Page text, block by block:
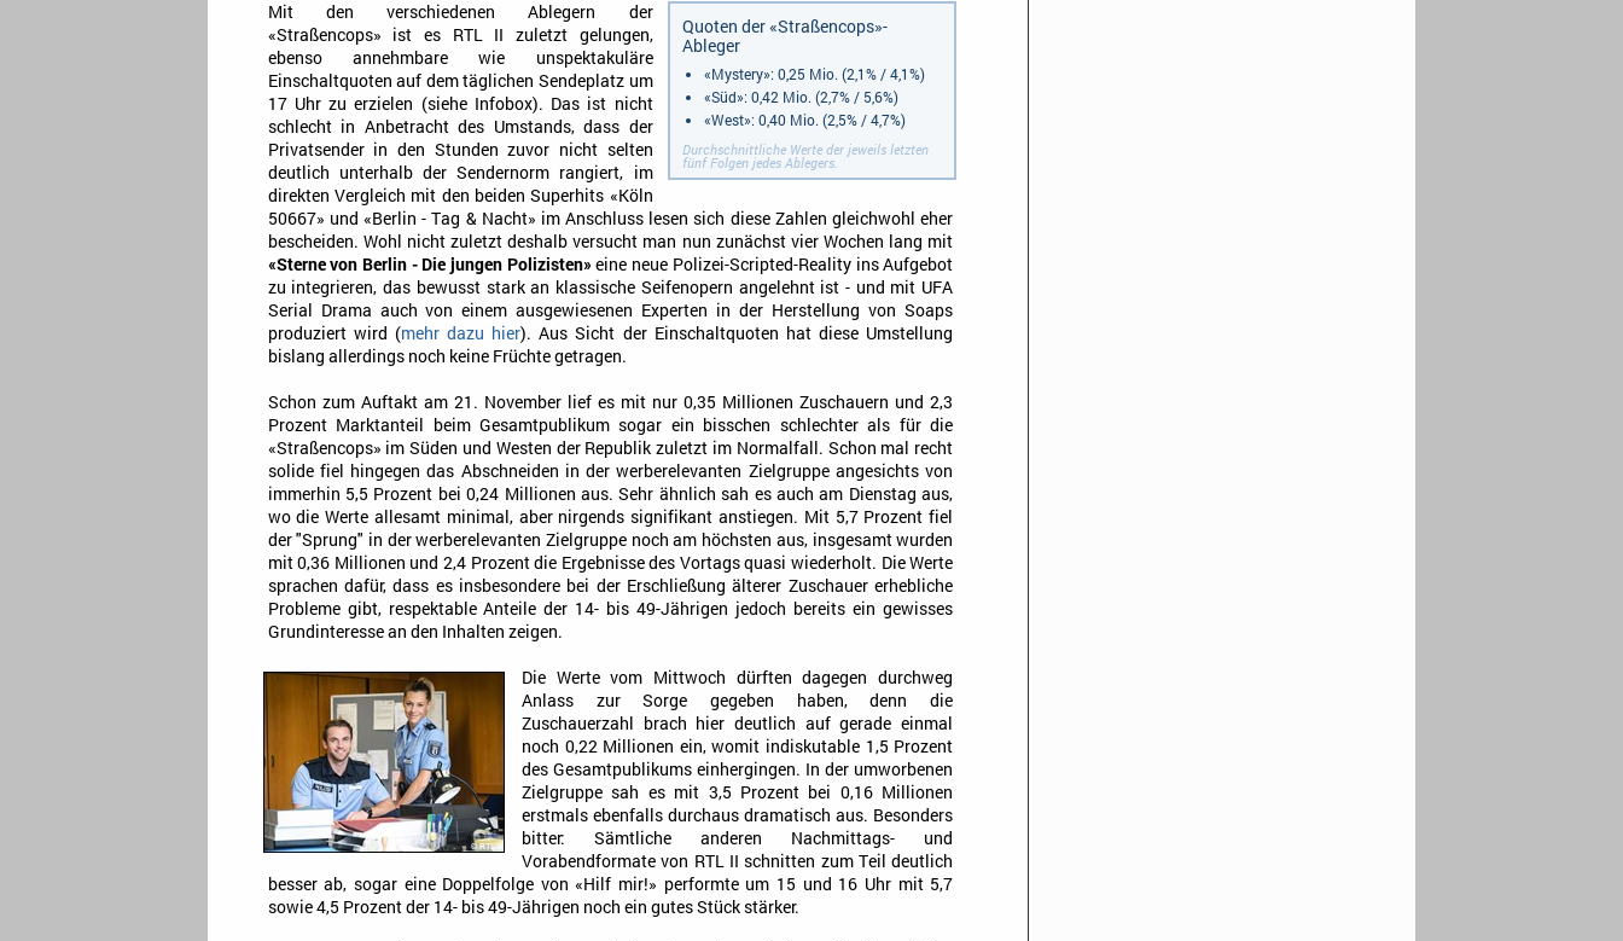
Quoten der «Straßencops»-
Ableger
«Mystery»: 0,25 Mio. (2,1% / 4,1%)
«Süd»: 0,42 Mio. (2,7% / 5,6%)
«West»: 0,40 Mio. (2,5% / 4,7%)
Durchschnittliche Werte der jeweils letzten
fünf Folgen jedes Ablegers.
Mit den verschiedenen Ablegern der
«Straßencops» ist es RTL II zuletzt gelungen,
ebenso annehmbare wie unspektakuläre
Einschaltquoten auf dem täglichen Sendeplatz um
17 Uhr zu erzielen (siehe Infobox). Das ist nicht
schlecht in Anbetracht des Umstands, dass der
Privatsender in den Stunden zuvor nicht selten
deutlich unterhalb der Sendernorm rangiert, im
direkten Vergleich mit den beiden Superhits «Köln
50667» und «Berlin - Tag & Nacht» im Anschluss lesen sich diese Zahlen gleichwohl eher
bescheiden. Wohl nicht zuletzt deshalb versucht man nun zunächst vier Wochen lang mit
«Sterne von Berlin - Die jungen Polizisten» eine neue Polizei-Scripted-Reality ins Aufgebot
zu integrieren, das bewusst stark an klassische Seifenopern angelehnt ist - und mit UFA
Serial Drama auch von einem ausgewiesenen Experten in der Herstellung von Soaps
produziert wird (mehr dazu hier). Aus Sicht der Einschaltquoten hat diese Umstellung
bislang allerdings noch keine Früchte getragen.
Schon zum Auftakt am 21. November lief es mit nur 0,35 Millionen Zuschauern und 2,3
Prozent Marktanteil beim Gesamtpublikum sogar ein bisschen schlechter als für die
«Straßencops» im Süden und Westen der Republik zuletzt im Normalfall. Schon mal recht
solide fiel hingegen das Abschneiden in der werberelevanten Zielgruppe angesichts von
immerhin 5,5 Prozent bei 0,24 Millionen aus. Sehr ähnlich sah es auch am Dienstag aus,
wo die Werte allesamt minimal, aber nirgends signifikant anstiegen. Mit 5,7 Prozent fiel
der "Sprung" in der werberelevanten Zielgruppe noch am höchsten aus, insgesamt wurden
mit 0,36 Millionen und 2,4 Prozent die Ergebnisse des Vortags quasi wiederholt. Die Werte
sprachen dafür, dass es insbesondere bei der Erschließung älterer Zuschauer erhebliche
Probleme gibt, respektable Anteile der 14- bis 49-Jährigen jedoch bereits ein gewisses
Grundinteresse an den Inhalten zeigen.
Die Werte vom Mittwoch dürften dagegen durchweg
Anlass zur Sorge gegeben haben, denn die
Zuschauerzahl brach hier deutlich auf gerade einmal
noch 0,22 Millionen ein, womit indiskutable 1,5 Prozent
des Gesamtpublikums einhergingen. In der umworbenen
Zielgruppe sah es mit 3,5 Prozent bei 0,16 Millionen
erstmals ebenfalls durchaus dramatisch aus. Besonders
bitter: Sämtliche anderen Nachmittags- und
Vorabendformate von RTL II schnitten zum Teil deutlich
besser ab, sogar eine Doppelfolge von «Hilf mir!» performte um 15 und 16 Uhr mit 5,7
sowie 4,5 Prozent der 14- bis 49-Jährigen noch ein gutes Stück stärker.